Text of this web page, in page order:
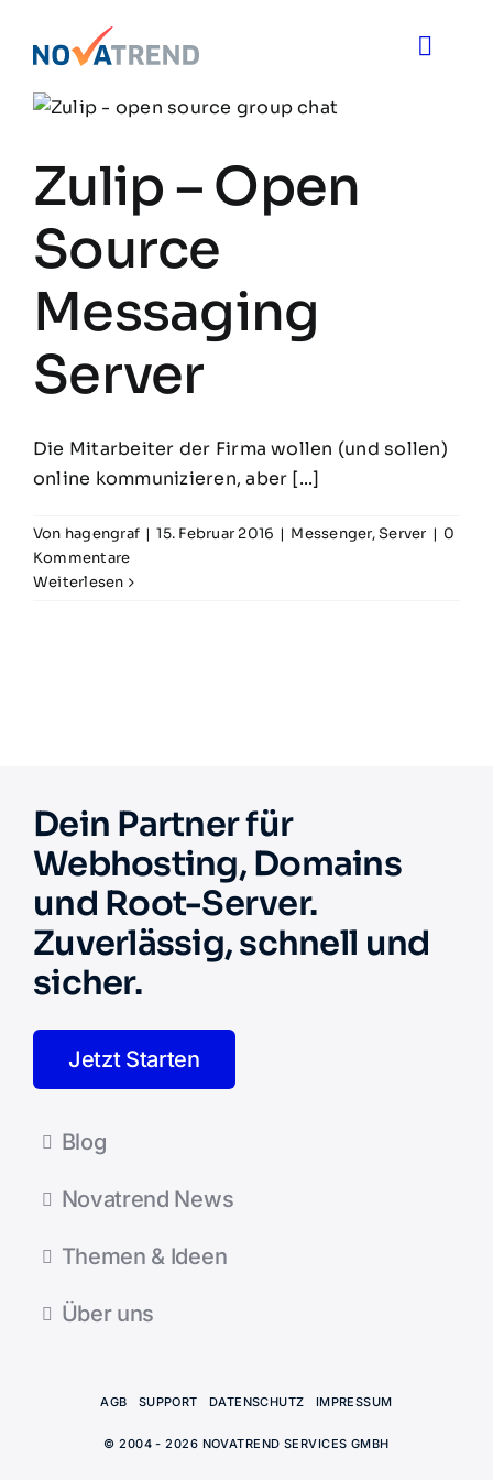
Inhalt
springen
Toggle
Blog
Novatrend News
Über uns
Zulip – Open
Source
Messaging
Server
Die Mitarbeiter der Firma wollen (und sollen)
online kommunizieren, aber [...]
Von hagengraf | 15. Februar 2016 | Messenger,Server | 0
Kommentare
Weiterlesen
Dein Partner für
Webhosting, Domains
und Root-Server.
Zuverlässig, schnell und
sicher.
Jetzt Starten
Blog
Novatrend News
Themen & Ideen
Über uns
© 2004 - 2026 NOVATREND SERVICES GMBH
AGB SUPPORT DATENSCHUTZ IM­PRESSUM